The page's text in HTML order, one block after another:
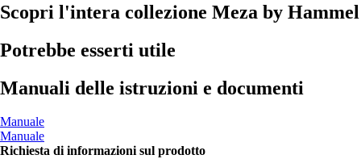
Scopri l'intera collezione Meza by Hammel
Potrebbe esserti utile
Manuali delle istruzioni e documenti
Manuale
Manuale
Richiesta di informazioni sul prodotto